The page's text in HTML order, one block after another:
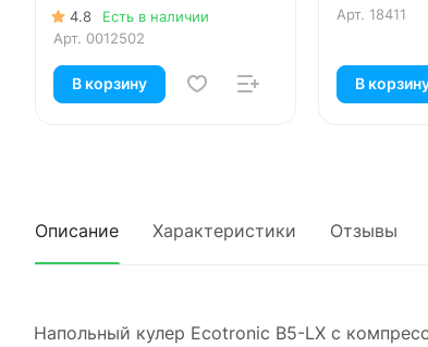
4.8
Есть в наличии
Арт. 0012502
В корзину
Арт. 18411
В
Описание Характеристики Отзывы
Напольный кулер Ecotronic B5-LX с